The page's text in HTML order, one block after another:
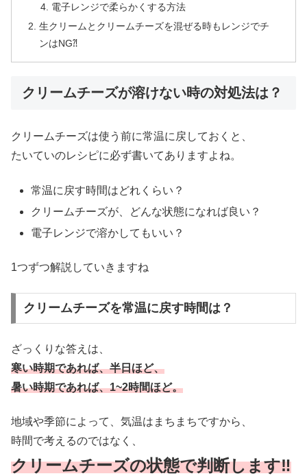
電子レンジで柔らかくする方法
生クリームとクリームチーズを混ぜる時もレンジでチ
ンはNG⁈
クリームチーズが溶けない時の対処法は？
クリームチーズは使う前に常温に戻しておくと、
たいていのレシピに必ず書いてありますよね。
常温に戻す時間はどれくらい？
クリームチーズが、どんな状態になれば良い？
電子レンジで溶かしてもいい？
1つずつ解説していきますね
クリームチーズを常温に戻す時間は？
ざっくりな答えは、
寒い時期であれば、半日ほど、
暑い時期であれば、1~2時間ほど。
地域や季節によって、気温はまちまちですから、
時間で考えるのではなく、
クリームチーズの状態で判断します‼